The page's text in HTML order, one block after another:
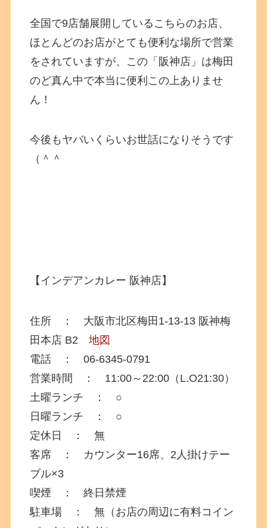
全国で9店舗展開しているこちらのお店、
ほとんどのお店がとても便利な場所で営業
をされていますが、この「阪神店」は梅田
のど真ん中で本当に便利この上ありませ
ん！
今後もヤバいくらいお世話になりそうです
（＾＾
【インデアンカレー 阪神店】
住所 ： 大阪市北区梅田1-13-13 阪神梅
田本店 B2地図
電話 ： 06-6345‐0791
営業時間 ： 11:00～22:00（L.O21:30）
土曜ランチ ： ○
日曜ランチ ： ○
定休日 ： 無
客席 ： カウンター16席、2人掛けテー
ブル×3
喫煙 ： 終日禁煙
駐車場 ： 無（お店の周辺に有料コイン